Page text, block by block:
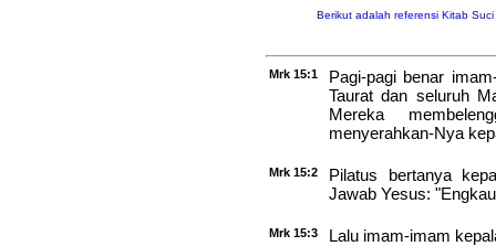
Berikut adalah referensi Kitab
Mrk 15:1
Pagi-pagi benar
Taurat dan seluruh
Mereka
menyerahkan-Nya
Mrk 15:2
Pilatus bertanya
Jawab Yesus:
Mrk 15:3 Lalu imam-imam